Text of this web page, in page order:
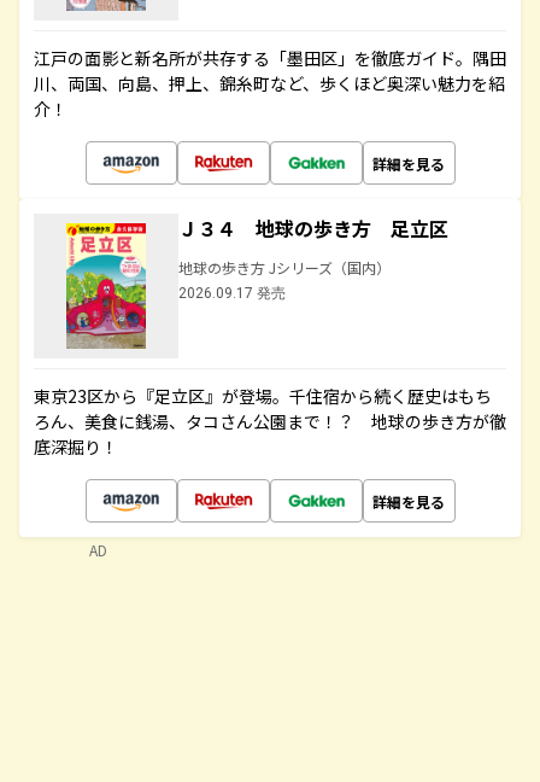
江戸の面影と新名所が共存する「墨田区」を徹底ガイド。隅田
川、両国、向島、押上、錦糸町など、歩くほど奥深い魅力を紹
介！
詳細を見る
Ｊ３４ 地球の歩き方 足立区
地球の歩き方 Jシリーズ（国内）
2026.09.17 発売
東京23区から『足立区』が登場。千住宿から続く歴史はもち
ろん、美食に銭湯、タコさん公園まで！？ 地球の歩き方が徹
底深掘り！
詳細を見る
AD